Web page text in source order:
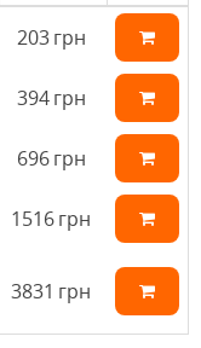
203 грн
394 грн
696 грн
1516грн
3831 грн